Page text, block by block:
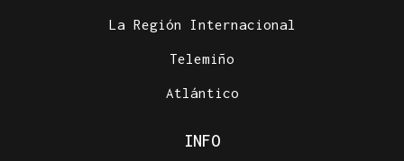
La Región Internacional
Telemiño
Atlántico
INFO